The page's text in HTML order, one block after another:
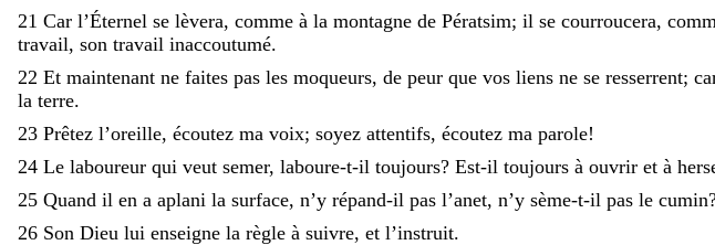
21 Car l’Éternel se lèvera, comme à la montagne de Pératsim; il se courroucera,
travail, son travail inaccoutumé.
22 Et maintenant ne faites pas les moqueurs, de peur que vos liens ne se resserrent;
la terre.
23 Prêtez l’oreille, écoutez ma voix; soyez attentifs, écoutez ma parole!
24 Le laboureur qui veut semer, laboure-t-il toujours? Est-il toujours à ouvrir et à
25 Quand il en a aplani la surface, n’y répand-il pas l’anet, n’y sème-t-il pas le cumin
26 Son Dieu lui enseigne la règle à suivre, et l’instruit.